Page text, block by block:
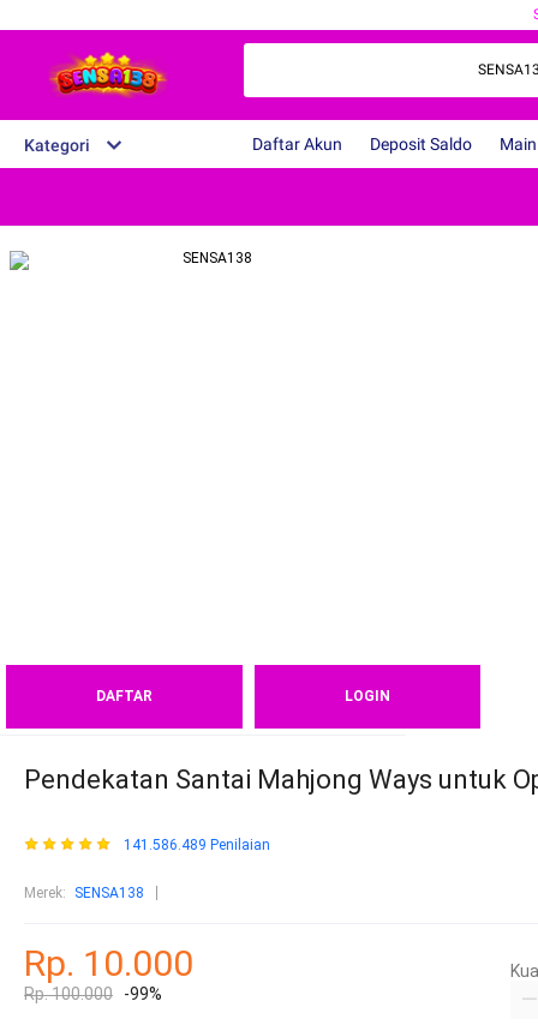
Kategori Daftar Akun Deposit Saldo
DAFTAR LOGIN
Pendekatan Santai Mahjong Ways untuk
141.586.489 Penilaian
Merek: SENSA138
Rp. 10.000
Rp. 100.000 -99%